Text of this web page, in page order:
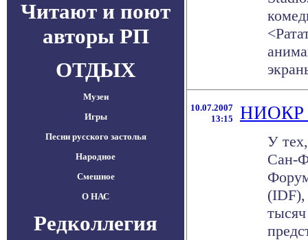
Читают и поют
авторы РП
ОТДЫХ
Музеи
Игры
Песни русского застолья
Народное
Смешное
О НАС
Редколлегия
10.07.2007
13:15
НИОКР
У
Сан-